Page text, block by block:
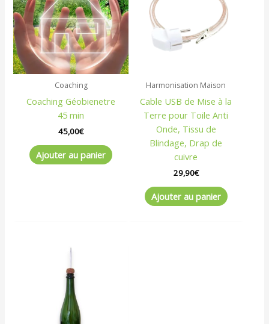
Coaching
Coaching Géobienetre
45 min
45,00€
Ajouter au panier
Harmonisation Maison
Cable USB de Mise à la
Terre pour Toile Anti
Onde, Tissu de
Blindage, Drap de
cuivre
29,90€
Ajouter au panier